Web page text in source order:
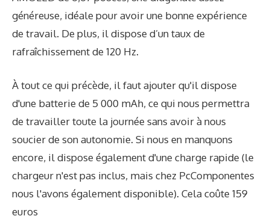
généreuse, idéale pour avoir une bonne expérience
de travail. De plus, il dispose d’un taux de
rafraîchissement de 120 Hz.
À tout ce qui précède, il faut ajouter qu'il dispose
d'une batterie de 5 000 mAh, ce qui nous permettra
de travailler toute la journée sans avoir à nous
soucier de son autonomie. Si nous en manquons
encore, il dispose également d'une charge rapide (le
chargeur n'est pas inclus, mais chez PcComponentes
nous l'avons également disponible). Cela coûte 159
euros